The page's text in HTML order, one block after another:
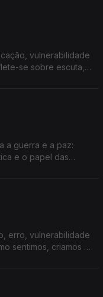
vulnerabilidade
se sobre escuta,
a guerra e a paz:
e o papel das
erro, vulnerabilidade
sentimos, criamos e